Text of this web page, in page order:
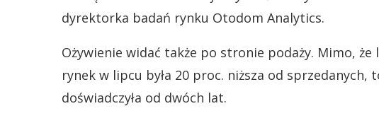
dyrektorka badań rynku Otodom Analytics.
Ożywienie widać także po stronie podaży. Mimo,
rynek w lipcu była 20 proc. niższa od
doświadczyła od dwóch lat.